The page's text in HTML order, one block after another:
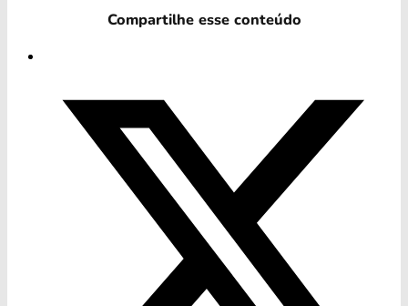
Compartilhe esse conteúdo